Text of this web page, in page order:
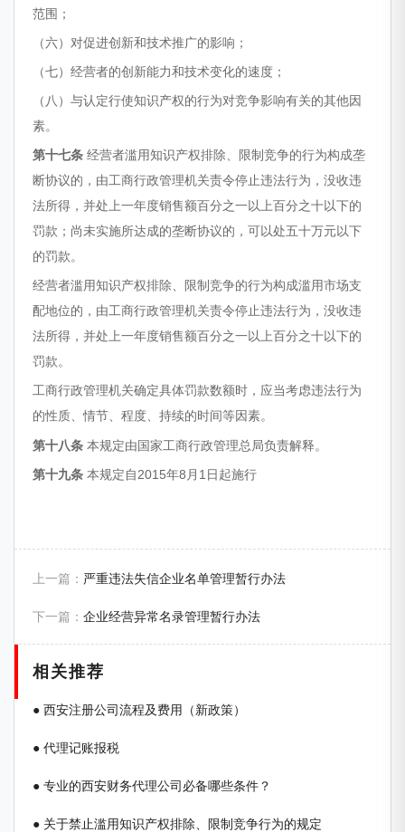
范围；
（六）对促进创新和技术推广的影响；
（七）经营者的创新能力和技术变化的速度；
（八）与认定行使知识产权的行为对竞争影响有关的其他因
素。
第十七条 经营者滥用知识产权排除、限制竞争的行为构成垄
断协议的，由工商行政管理机关责令停止违法行为，没收违
法所得，并处上一年度销售额百分之一以上百分之十以下的
罚款；尚未实施所达成的垄断协议的，可以处五十万元以下
的罚款。
经营者滥用知识产权排除、限制竞争的行为构成滥用市场支
配地位的，由工商行政管理机关责令停止违法行为，没收违
法所得，并处上一年度销售额百分之一以上百分之十以下的
罚款。
工商行政管理机关确定具体罚款数额时，应当考虑违法行为
的性质、情节、程度、持续的时间等因素。
第十八条 本规定由国家工商行政管理总局负责解释。
第十九条 本规定自2015年8月1日起施行
上一篇： 严重违法失信企业名单管理暂行办法
下一篇： 企业经营异常名录管理暂行办法
相关推荐
● 西安注册公司流程及费用（新政策）
● 代理记账报税
● 专业的西安财务代理公司必备哪些条件？
● 关于禁止滥用知识产权排除、限制竞争行为的规定